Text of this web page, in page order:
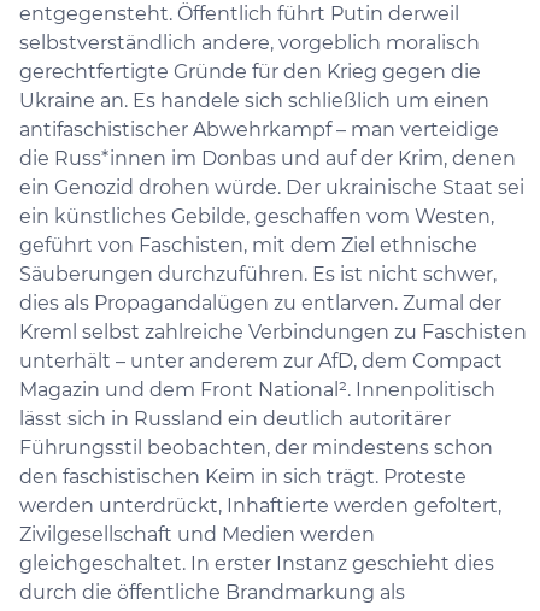
entgegensteht. Öffentlich führt Putin derweil
selbstverständlich andere, vorgeblich moralisch
gerechtfertigte Gründe für den Krieg gegen die
Ukraine an. Es handele sich schließlich um einen
antifaschistischer Abwehrkampf – man verteidige
die Russ*innen im Donbas und auf der Krim, denen
ein Genozid drohen würde. Der ukrainische Staat sei
ein künstliches Gebilde, geschaffen vom Westen,
geführt von Faschisten, mit dem Ziel ethnische
Säuberungen durchzuführen. Es ist nicht schwer,
dies als Propagandalügen zu entlarven. Zumal der
Kreml selbst zahlreiche Verbindungen zu Faschisten
unterhält – unter anderem zur AfD, dem Compact
Magazin und dem Front National². Innenpolitisch
lässt sich in Russland ein deutlich autoritärer
Führungsstil beobachten, der mindestens schon
den faschistischen Keim in sich trägt. Proteste
werden unterdrückt, Inhaftierte werden gefoltert,
Zivilgesellschaft und Medien werden
gleichgeschaltet. In erster Instanz geschieht dies
durch die öffentliche Brandmarkung als